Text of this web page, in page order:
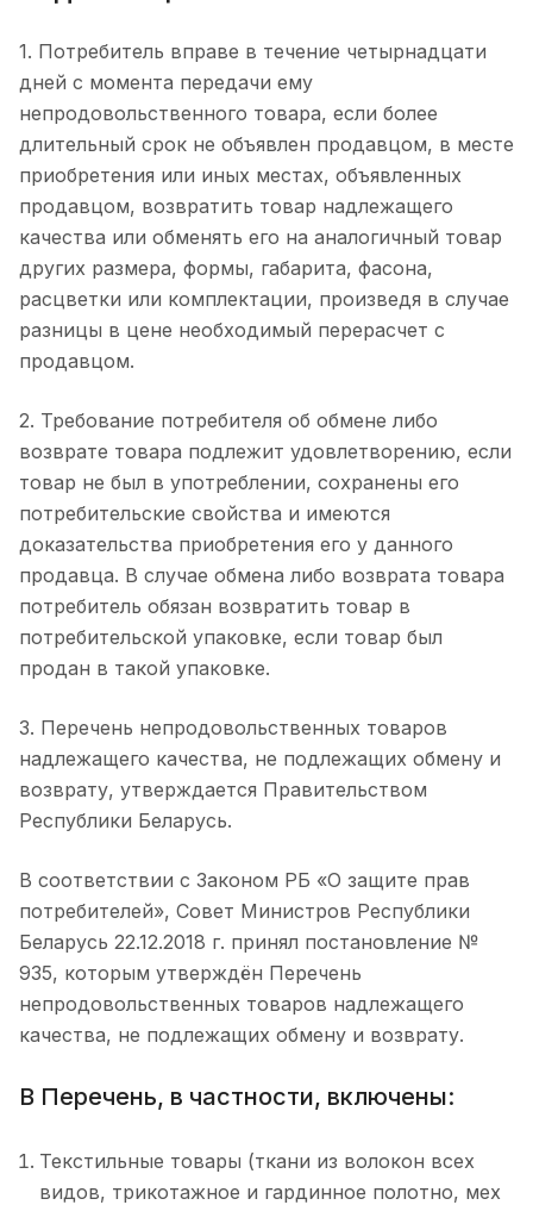
1. Потребитель вправе в течение четырнадцати
дней с момента передачи ему
непродовольственного товара, если более
длительный срок не объявлен продавцом, в месте
приобретения или иных местах, объявленных
продавцом, возвратить товар надлежащего
качества или обменять его на аналогичный товар
других размера, формы, габарита, фасона,
расцветки или комплектации, произведя в случае
разницы в цене необходимый перерасчет с
продавцом.
2. Требование потребителя об обмене либо
возврате товара подлежит удовлетворению, если
товар не был в употреблении, сохранены его
потребительские свойства и имеются
доказательства приобретения его у данного
продавца. В случае обмена либо возврата товара
потребитель обязан возвратить товар в
потребительской упаковке, если товар был
продан в такой упаковке.
3. Перечень непродовольственных товаров
надлежащего качества, не подлежащих обмену и
возврату, утверждается Правительством
Республики Беларусь.
В соответствии с Законом РБ «О защите прав
потребителей», Совет Министров Республики
Беларусь 22.12.2018 г. принял постановление №
935, которым утверждён Перечень
непродовольственных товаров надлежащего
качества, не подлежащих обмену и возврату.
В Перечень, в частности, включены:
Текстильные товары (ткани из волокон всех
видов, трикотажное и гардинное полотно, мех